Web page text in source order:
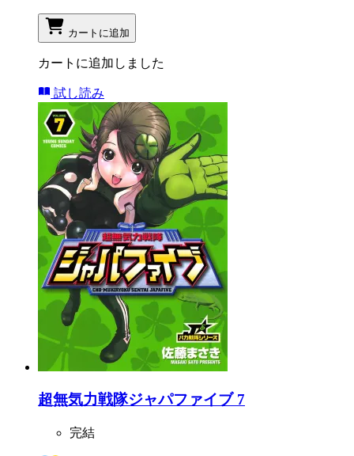
カートに追加
カートに追加しました
試し読み
超無気力戦隊ジャパファイブ 7
完結